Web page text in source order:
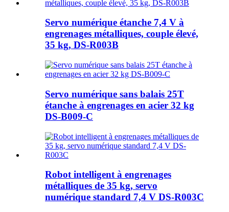
Servo numérique étanche 7,4 V à
engrenages métalliques, couple élevé,
35 kg, DS-R003B
Servo numérique sans balais 25T
étanche à engrenages en acier 32 kg
DS-B009-C
Robot intelligent à engrenages
métalliques de 35 kg, servo
numérique standard 7,4 V DS-R003C